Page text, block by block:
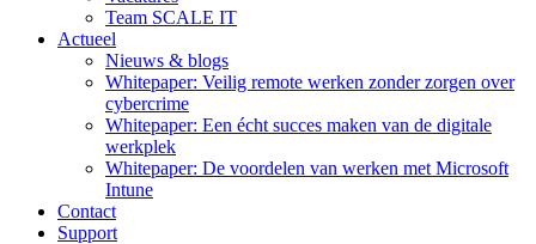
Team SCALE IT
Actueel
Nieuws & blogs
Whitepaper: Veilig remote werken zonder zorgen over
cybercrime
Whitepaper: Een écht succes maken van de digitale
werkplek
Whitepaper: De voordelen van werken met Microsoft
Intune
Contact
Support